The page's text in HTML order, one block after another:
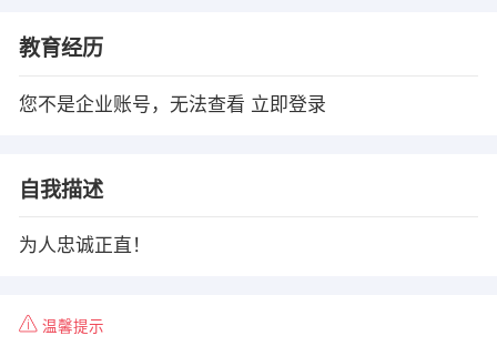
教育经历
您不是企业账号，无法查看 立即登录
自我描述
为人忠诚正直！
温馨提示